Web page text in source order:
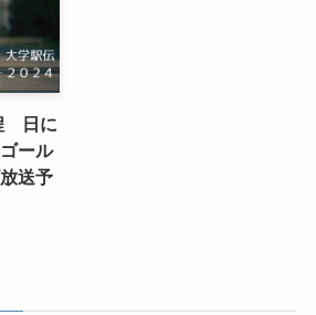
日に
ール
送予